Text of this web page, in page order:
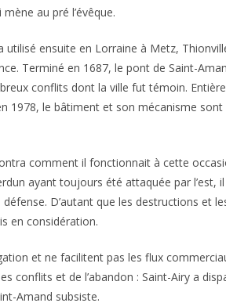
au pré l’évêque.
ensuite en Lorraine à Metz,
Terminé en 1687, le pont de Saint-
conflits dont la ville fut témoin.
1978, le bâtiment et son mécanisme
comment il fonctionnait à cette
ayant toujours été attaquée par l’est, il
D’autant que les destructions et
en considération.
et ne facilitent pas les flux
conflits et de l’abandon : Saint-Airy a
Amand subsiste.